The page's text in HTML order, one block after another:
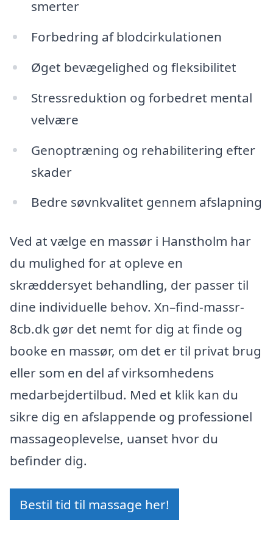
smerter
Forbedring af blodcirkulationen
Øget bevægelighed og fleksibilitet
Stressreduktion og forbedret mental
velvære
Genoptræning og rehabilitering efter
skader
Bedre søvnkvalitet gennem afslapning
Ved at vælge en massør i Hanstholm har
du mulighed for at opleve en
skræddersyet behandling, der passer til
dine individuelle behov. Xn–find-massr-
8cb.dk gør det nemt for dig at finde og
booke en massør, om det er til privat brug
eller som en del af virksomhedens
medarbejdertilbud. Med et klik kan du
sikre dig en afslappende og professionel
massageoplevelse, uanset hvor du
befinder dig.
Bestil tid til massage her!